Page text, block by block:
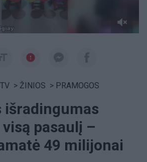
> ŽINIOS > PRAMOGOS
išradingumas
pasaulį –
49 milijonai